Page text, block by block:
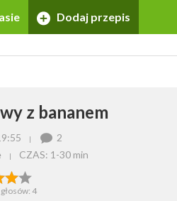
Dodaj przepis
z bananem
2
CZAS: 1-30 min
4